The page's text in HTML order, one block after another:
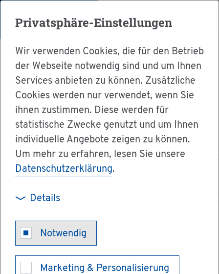
Privatsphäre-Einstellungen
Wir verwenden Cookies, die für den Betrieb
der Webseite notwendig sind und um Ihnen
Services anbieten zu können. Zusätzliche
Cookies werden nur verwendet, wenn Sie
ihnen zustimmen. Diese werden für
statistische Zwecke genutzt und um Ihnen
individuelle Angebote zeigen zu können.
Um mehr zu erfahren, lesen Sie unsere
Datenschutzerklärung.
Details
Notwendig
Marketing & Personalisierung
Maute Areal
Orts­recht
In­halt
Im­pres­sum
Kon­takt & Öff­nungs­zei­ten
Bar­rie­re­frei­heit